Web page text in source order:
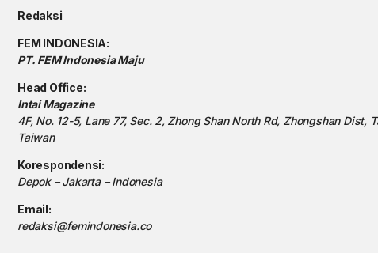
Redaksi
FEM INDONESIA:
PT. FEM Indonesia Maju
Head Office:
Intai Magazine
4F, No. 12-5, Lane 77, Sec. 2, Zhong Shan North Rd, Zhongshan Dist,
Taiwan
Korespondensi:
Depok – Jakarta – Indonesia
Email:
redaksi@femindonesia.co